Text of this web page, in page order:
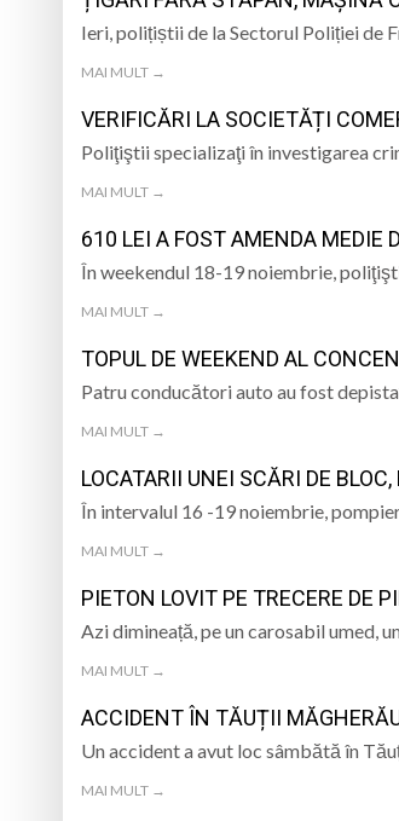
Ieri, polițiștii de la Sectorul Poliției de
MAI MULT →
VERIFICĂRI LA SOCIETĂȚI
Poliţiştii specializaţi în investigarea
MAI MULT →
610 LEI A FOST AMENDA MEDIE
În weekendul 18-19 noiembrie,
MAI MULT →
TOPUL DE WEEKEND AL
Patru conducători auto au fost
MAI MULT →
LOCATARII UNEI SCĂRI DE
În intervalul 16 -19 noiembrie,
MAI MULT →
PIETON LOVIT PE TRECERE DE
Azi dimineață, pe un carosabil umed,
MAI MULT →
ACCIDENT ÎN TĂUȚII
Un accident a avut loc sâmbătă în
MAI MULT →